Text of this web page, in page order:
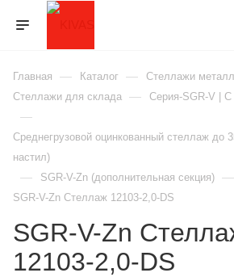
Главная — Каталог — Стеллажи
Стеллажи для склада — Серия-SGR-V | С
—
Среднегрузовой оцинкованный стеллаж до
настил)
— SGR-V-Zn (дополнительная секция) —
SGR-V-Zn Стеллаж 12103-2,0-DS
SGR-V-Zn
12103-2,0-DS